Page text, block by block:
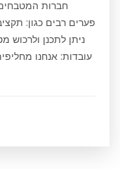
חברות
פערים רבים כגון:
ניתן לתכנן
עובדות: אנחנו